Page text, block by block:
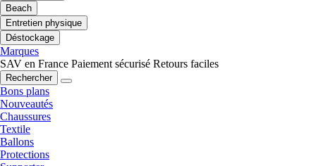
Beach
Entretien physique
Déstockage
Marques
SAV en France Paiement sécurisé Retours faciles
Rechercher
Bons plans
Nouveautés
Chaussures
Textile
Ballons
Protections